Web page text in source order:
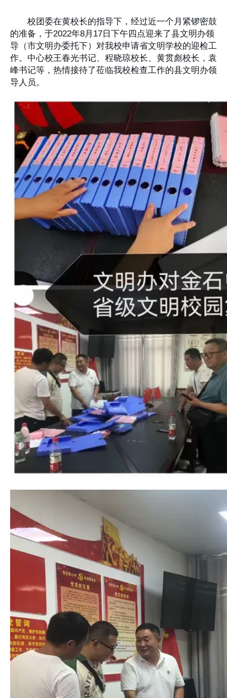
校团委在黄校长的指导下，经过近一个月紧锣密鼓
的准备，于2022年8月17日下午四点迎来了县文明办领
导（市文明办委托下）对我校申请省文明学校的迎检工
作。中心校王春光书记、程晓琼校长、黄贯彪校长，袁
峰书记等，热情接待了莅临我校检查工作的县文明办领
导人员。